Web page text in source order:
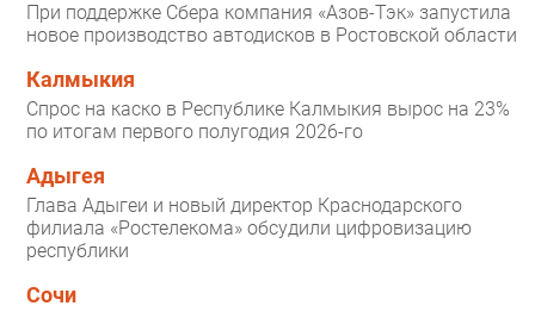
При поддержке Сбера компания «Азов-Тэк» запустила
новое производство автодисков в Ростовской области
Калмыкия
Спрос на каско в Республике Калмыкия вырос на 23%
по итогам первого полугодия 2026-го
Адыгея
Глава Адыгеи и новый директор Краснодарского
филиала «Ростелекома» обсудили цифровизацию
республики
Сочи